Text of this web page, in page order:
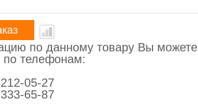
по данному товару Вы можете
по телефонам:
05-27
65-87